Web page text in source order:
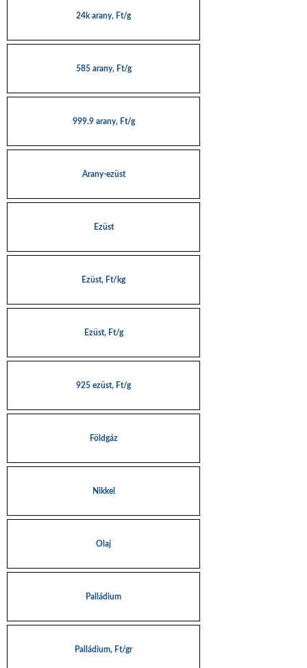
24k arany, Ft/g
585 arany, Ft/g
999.9 arany, Ft/g
Arany-ezüst
Ezüst
Ezüst, Ft/kg
Ezüst, Ft/g
925 ezüst, Ft/g
Földgáz
Nikkel
Olaj
Palládium
Palládium, Ft/gr